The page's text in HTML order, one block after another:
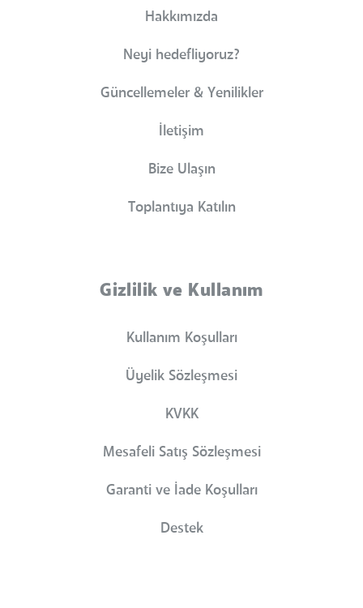
Hakkımızda
Neyi hedefliyoruz?
Güncellemeler & Yenilikler
İletişim
Bize Ulaşın
Toplantıya Katılın
Gizlilik ve Kullanım
Kullanım Koşulları
Üyelik Sözleşmesi
KVKK
Mesafeli Satış Sözleşmesi
Garanti ve İade Koşulları
Destek